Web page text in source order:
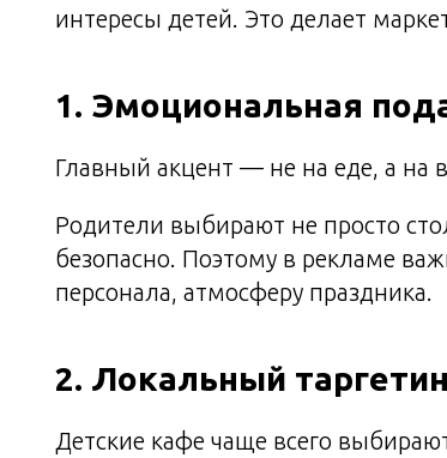
интересы детей. Это делает
1. Эмоциональная
Главный акцент — не на еде, а на
Родители выбирают не просто
безопасно. Поэтому в рекламе
персонала, атмосферу праздника.
2. Локальный
Детские кафе чаще всего